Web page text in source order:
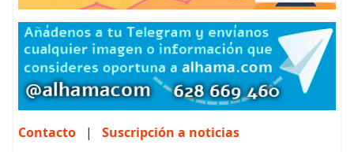
Contacto | Suscripción a noticias